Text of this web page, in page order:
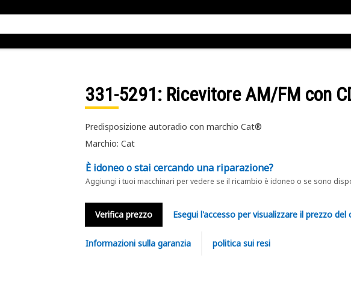
331-5291: Ricevitore AM/FM con
Predisposizione autoradio con marchio Cat®
Marchio: Cat
È idoneo o stai cercando una riparazione?
Aggiungi i tuoi macchinari per vedere se il ricambio è idoneo o se sono
Verifica prezzo Esegui l'accesso per visualizzare il prezzo del
Informazioni sulla garanzia politica sui resi